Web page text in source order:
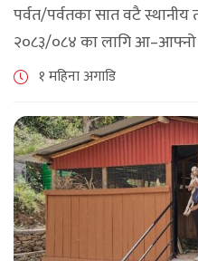
पर्वत/पर्वतका सात वटै
२०८३/०८४ का लागि
२०७९ सालमा निर्वाचित
१ महिना अगाडि